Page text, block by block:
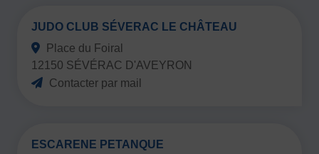
JUDO CLUB SÉVERAC LE CHÂTEAU
Place du Foiral
12150 SÉVÉRAC D'AVEYRON
Contacter par mail
ESCARENE PETANQUE